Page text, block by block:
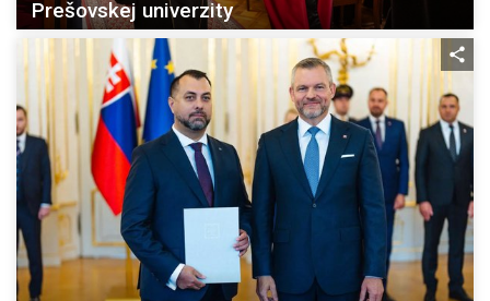
Prešovskej univerzity